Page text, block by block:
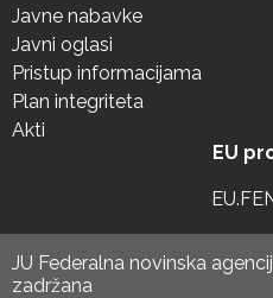
Javne nabavke
Javni oglasi
Pristup informacijama
Plan integriteta
Akti
EU
JU Federalna novinska
zadržana